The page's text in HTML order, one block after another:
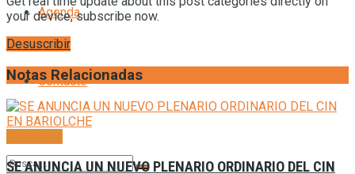
Agenda
Contacto
your device, subscribe now.
Desuscribir
Notas Relacionadas
SE ANUNCIA UN NUEVO PLENARIO ORDINARIO DEL CIN